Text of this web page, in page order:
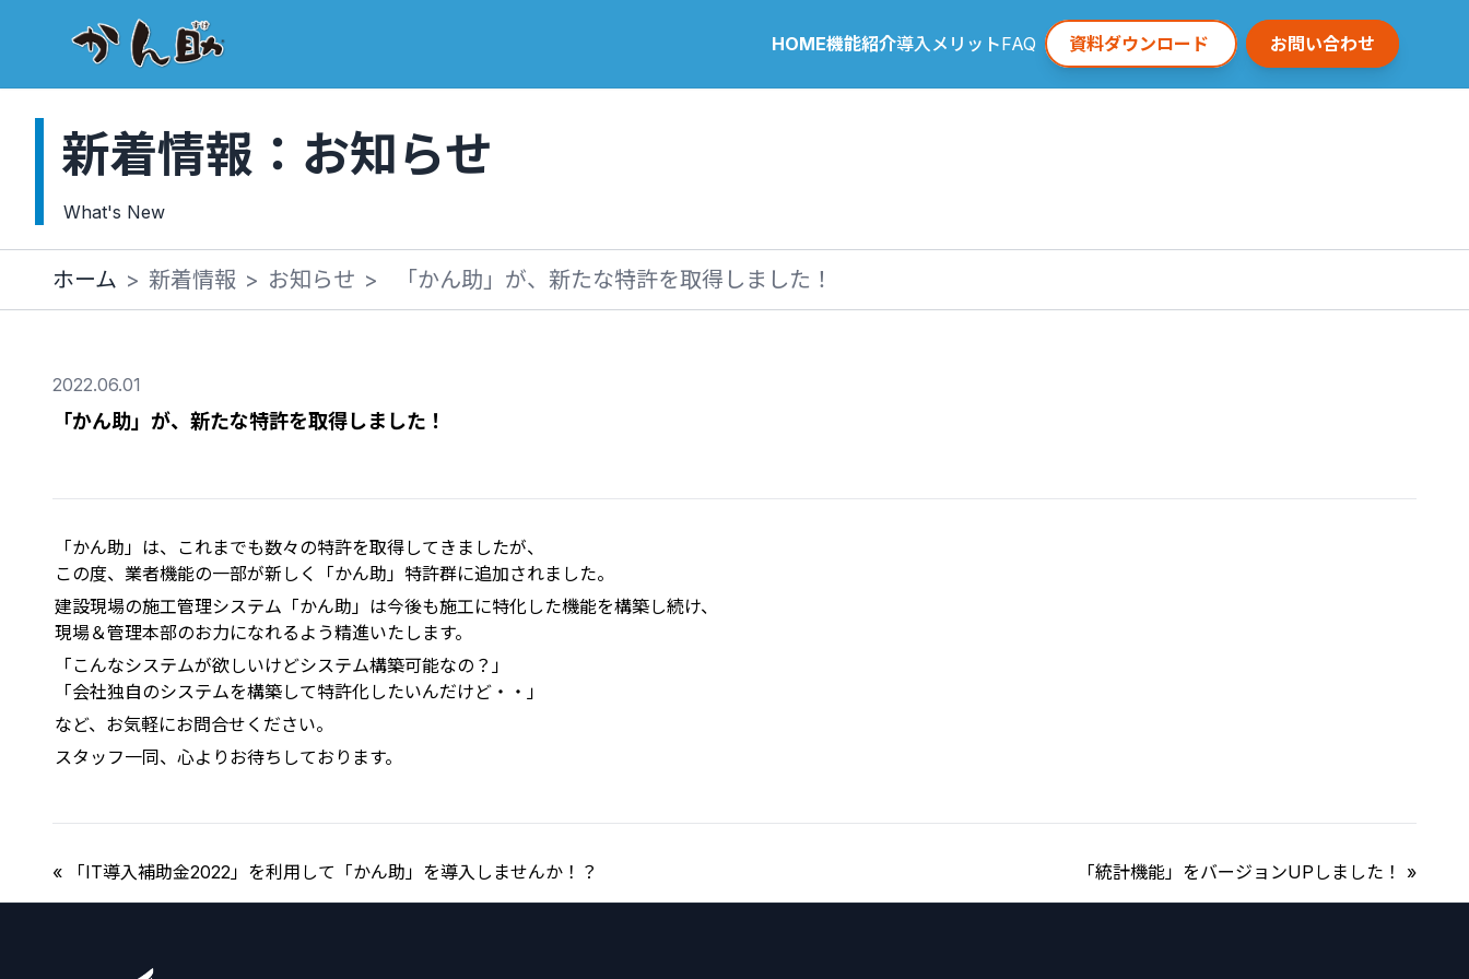
HOME機能紹介導入メリットFAQ 資料ダウンロード お問い合わせ
新着情報：お知らせ
What's New
ホーム > 新着情報 > お知らせ > 「かん助」が、新たな特許を取得しました！
2022.06.01
「かん助」が、新たな特許を取得しました！
「かん助」は、これまでも数々の特許を取得してきましたが、
この度、業者機能の一部が新しく「かん助」特許群に追加されました。
建設現場の施工管理システム「かん助」は今後も施工に特化した機能を構築し続け、
現場＆管理本部のお力になれるよう精進いたします。
「こんなシステムが欲しいけどシステム構築可能なの？」
「会社独自のシステムを構築して特許化したいんだけど・・」
など、お気軽にお問合せください。
スタッフ一同、心よりお待ちしております。
« 「IT導入補助金2022」を利用して「かん助」を導入しませんか！？ 「統計機能」をバージョンUPしました！ »